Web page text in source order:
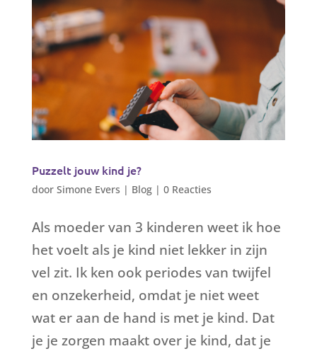
Puzzelt jouw kind je?
door Simone Evers | Blog| 0 Reacties
Als moeder van 3 kinderen weet ik hoe
het voelt als je kind niet lekker in zijn
vel zit. Ik ken ook periodes van twijfel
en onzekerheid, omdat je niet weet
wat er aan de hand is met je kind. Dat
je je zorgen maakt over je kind, dat je